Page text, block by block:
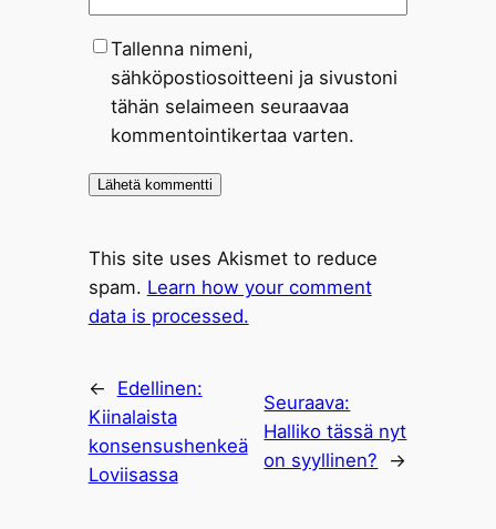
Tallenna nimeni,
sähköpostiosoitteeni ja sivustoni
tähän selaimeen seuraavaa
kommentointikertaa varten.
This site uses Akismet to reduce
spam. Learn how your comment
data is processed.
←
Edellinen:
Kiinalaista
konsensushenkeä
Loviisassa
Seuraava:
Halliko tässä nyt
on syyllinen?
→